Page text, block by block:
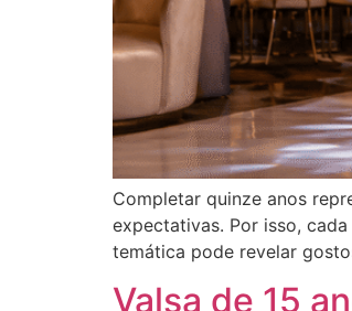
Completar quinze anos
expectativas. Por isso,
temática pode revelar
Valsa de 15